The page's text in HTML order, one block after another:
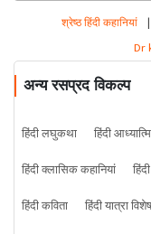
श्रेष्ठ हिंदी कहानियां |
Dr
अन्य रसप्रद विकल्प
हिंदी लघुकथा हिंदी
हिंदी क्लासिक कहानियां
हिंदी कविता
हिंदी यात्रा विशेष